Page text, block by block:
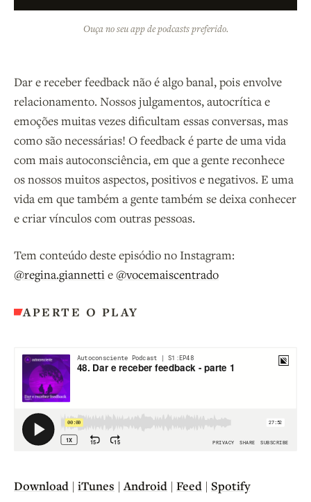
Ouça no seu app de podcasts preferido.
Dar e receber feedback não é algo banal, pois envolve
relacionamento. Nossos julgamentos, autocrítica e
emoções muitas vezes dificultam essas conversas, mas
como são necessárias! O feedback é parte de uma vida
com mais autoconsciência, em que a gente reconhece
os nossos muitos aspectos, positivos e negativos. E uma
vida em que também a gente também se deixa conhecer
e criar vínculos com outras pessoas.
Tem conteúdo deste episódio no Instagram:
@regina.giannettie@vocemaiscentrado
APERTE O PLAY
Download | iTunes | Android | Feed | Spotify